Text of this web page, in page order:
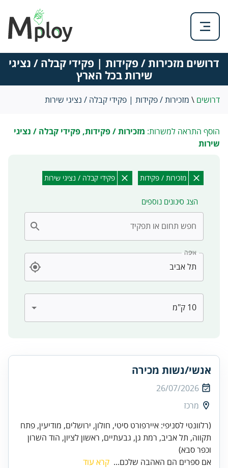
דרושים מזכירות / פקידות | פקידי קבלה / נציגי
שירות בכל הארץ
דרושים \ מזכירות / פקידות | פקידי קבלה / נציגי שירות
הוסף התראה למשרות: מזכירות / פקידות, פקידי קבלה / נציגי
שירות
מזכירות / פקידות פקידי קבלה / נציגי שירות
הצג סינונים נוספים
חפש תחום או תפקיד
איפה
אנשי/נשות מכירה
26/07/2026
מרכז
(רלוונטי לסניפי: איירפורט סיטי, חולון, ירושלים, מודיעין, פתח
תקווה, תל אביב, רמת גן, גבעתיים, ראשון לציון, הוד השרון
וכפר סבא)
אם ספרים הם האהבה שלכם... קרא עוד